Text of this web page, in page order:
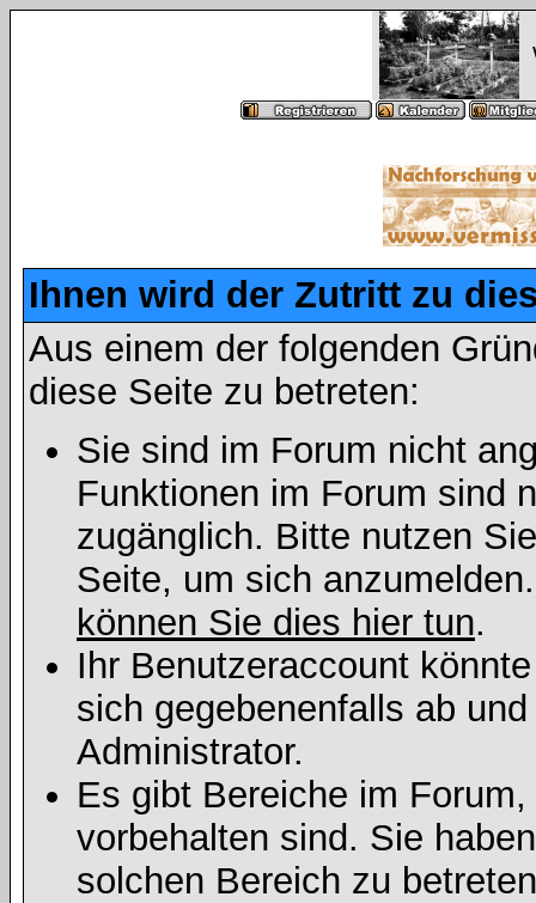
Ihnen wird der Zutritt zu
Aus einem der folgenden
diese Seite zu betreten:
Sie sind im Forum nicht
Funktionen im Forum sind
zugänglich. Bitte nutzen
Seite, um sich
können Sie dies hier tun.
Ihr Benutzeraccount
sich gegebenenfalls ab
Administrator.
Es gibt Bereiche im
vorbehalten sind. Sie
solchen Bereich zu